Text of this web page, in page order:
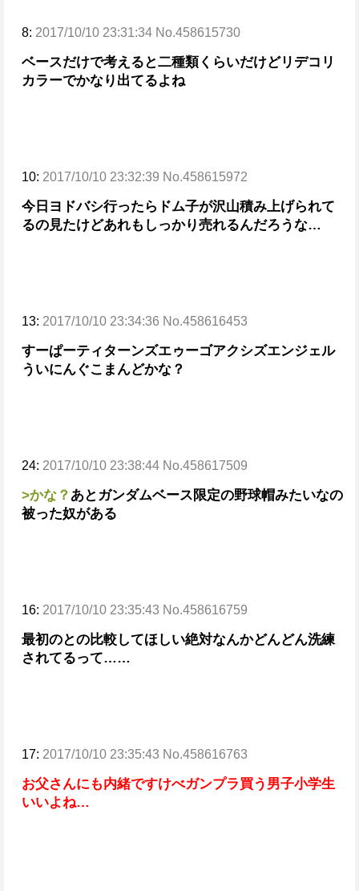
8: 2017/10/10 23:31:34 No.458615730
ベースだけで考えると二種類くらいだけどリデコリ
カラーでかなり出てるよね
10: 2017/10/10 23:32:39 No.458615972
今日ヨドバシ行ったらドム子が沢山積み上げられて
るの見たけどあれもしっかり売れるんだろうな…
13: 2017/10/10 23:34:36 No.458616453
すーぱーティターンズエゥーゴアクシズエンジェル
ういにんぐこまんどかな？
24: 2017/10/10 23:38:44 No.458617509
>かな？ あとガンダムベース限定の野球帽みたいなの
被った奴がある
16: 2017/10/10 23:35:43 No.458616759
最初のとの比較してほしい絶対なんかどんどん洗練
されてるって……
17: 2017/10/10 23:35:43 No.458616763
お父さんにも内緒ですけべガンプラ買う男子小学生
いいよね…